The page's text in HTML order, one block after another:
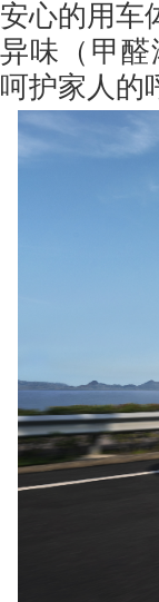
安心的用车
异味（甲醛
呵护家人的